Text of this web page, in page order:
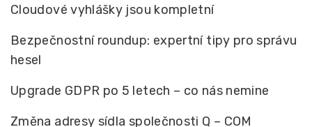
Cloudové vyhlášky jsou kompletní
Bezpečnostní roundup: expertní tipy pro správu
hesel
Upgrade GDPR po 5 letech – co nás nemine
Změna adresy sídla společnosti Q – COM